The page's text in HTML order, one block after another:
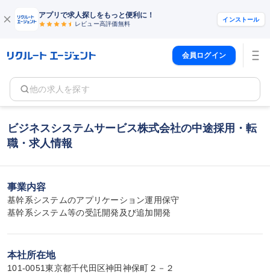
アプリで求人探しをもっと便利に！
レビュー高評価無料
インストール
会員ログイン
他の求人を探す
ビジネスシステムサービス株式会社の中途採用・転
職・求人情報
事業内容
基幹系システムのアプリケーション運用保守
基幹系システム等の受託開発及び追加開発
本社所在地
101-0051東京都千代田区神田神保町２－２